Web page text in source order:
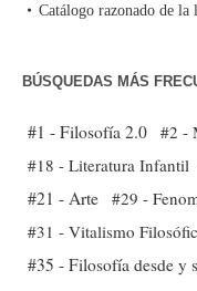
Catálogo razonado de la
BÚSQUEDAS MÁS
#1 - Filosofía 2.0 #2 -
#18 - Literatura Infantil
#21 - Arte #29 -
#31 - Vitalismo
#35 - Filosofía desde y